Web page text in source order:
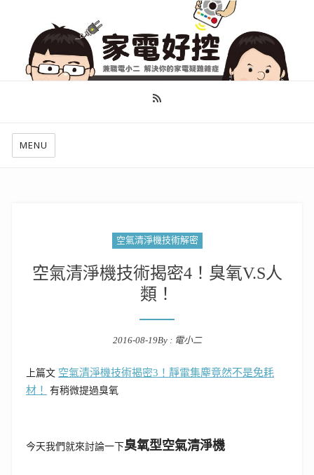
幫你做好功課，看了就知怎麼找出適合自己的家電
MENU
空氣清淨機技術解密
空氣清淨機技術揭密4！臭氧V.S人
類！
2016-08-19By : 電小二
上篇文 空氣清淨機技術揭密3！靜電集塵竟然不是免耗
材！
有稍微提過臭氧
今天我們就來討論一下臭氧型空氣清淨機